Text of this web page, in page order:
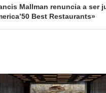
Mallman renuncia a ser
Best Restaurants»